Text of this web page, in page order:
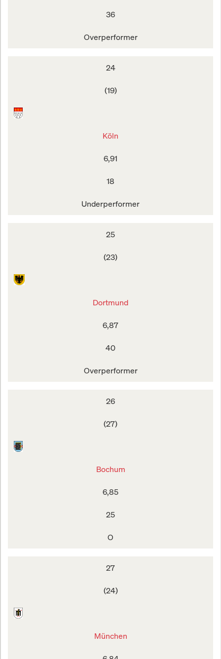
36
Overperformer
24
(19)
Köln
6,91
18
Underperformer
25
(23)
Dortmund
6,87
40
Overperformer
26
(27)
Bochum
6,85
25
O
27
(24)
München